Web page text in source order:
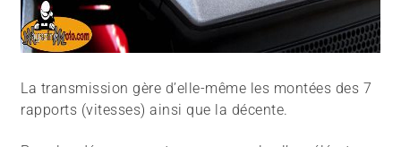
La transmission gère d’elle-même les montées des 7
rapports (vitesses) ainsi que la décente.